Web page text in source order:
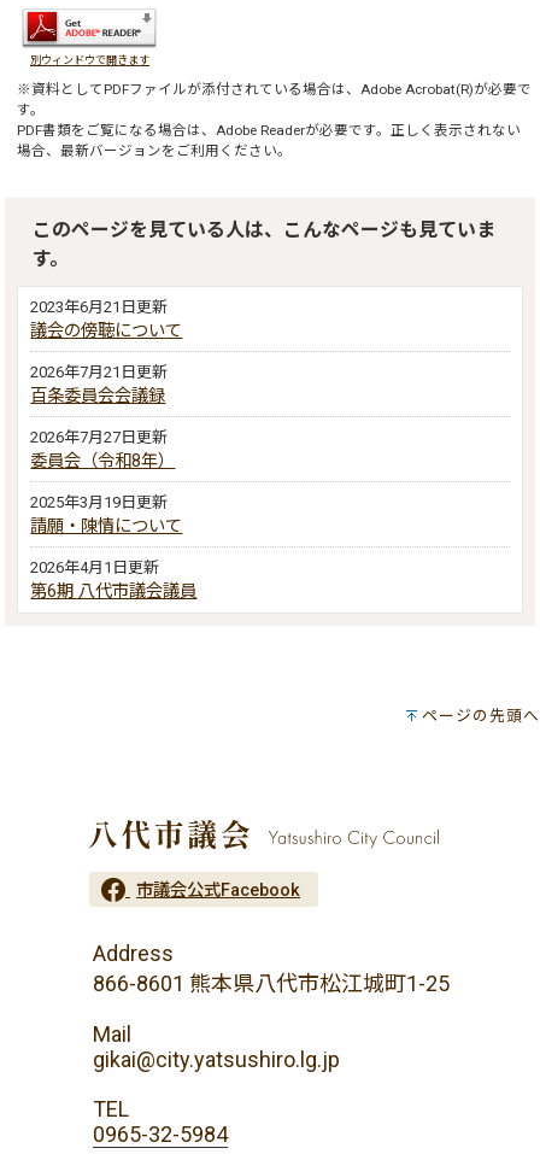
別ウィンドウで開きます
※資料としてPDFファイルが添付されている場合は、 Adobe Acrobat(R)が必要で
す。
PDF書類をご覧になる場合は、 Adobe Readerが必要です。正しく表示されない
場合、最新バージョンをご利用ください。
このページを見ている人は、こんなページも見ていま
す。
2023年6月21日更新
議会の傍聴について
2026年7月21日更新
百条委員会会議録
2026年7月27日更新
委員会（令和8年）
2025年3月19日更新
請願・陳情について
2026年4月1日更新
第6期 八代市議会議員
ページの先頭へ
市議会公式Facebook
Address
866-8601 熊本県八代市松江城町1-25
Mail
gikai@city.yatsushiro.lg.jp
TEL
0965-32-5984